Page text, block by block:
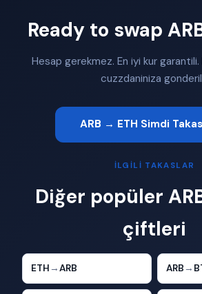
Ready to swap
Hesap gerekmez. En iyi kur
cuzzdaniniza
ARB → ETH Simdi
İLGILI TAKASLAR
Diğer popüler
çiftleri
ETH →ARB ARB →